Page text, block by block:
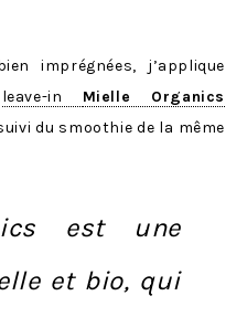
imprégnées, j’applique
leave-in Mielle Organics
du smoothie de la même
est une
et bio, qui